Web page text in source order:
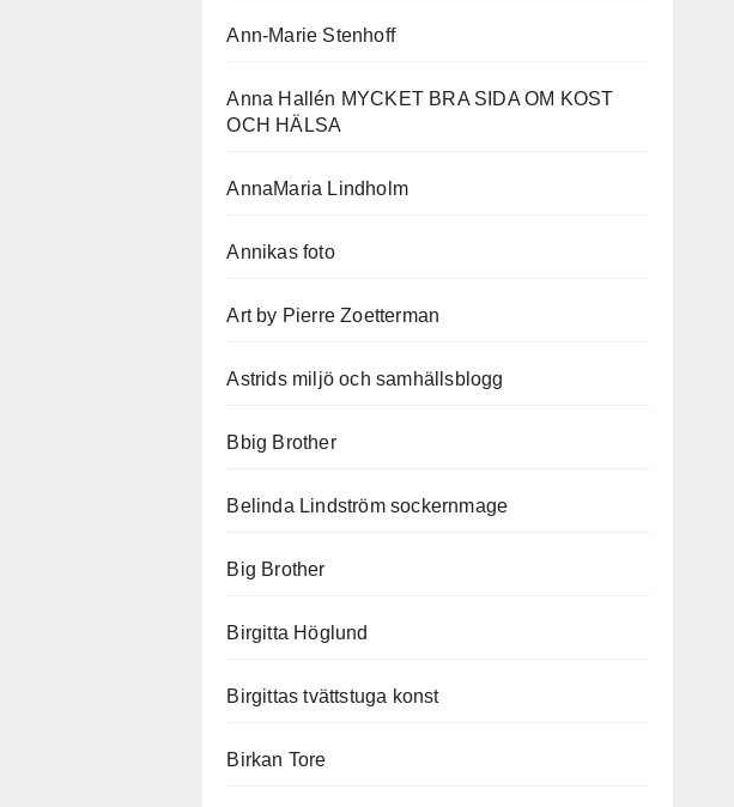
Ann-Marie Stenhoff
Anna Hallén MYCKET BRA SIDA OM KOST
OCH HÄLSA
AnnaMaria Lindholm
Annikas foto
Art by Pierre Zoetterman
Astrids miljö och samhällsblogg
Bbig Brother
Belinda Lindström sockernmage
Big Brother
Birgitta Höglund
Birgittas tvättstuga konst
Birkan Tore